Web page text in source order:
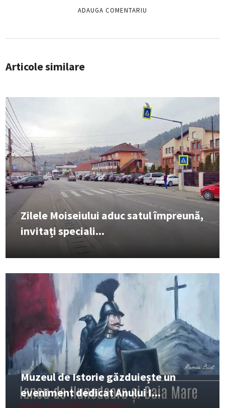
Articole similare
Zilele Moiseiului aduc satul împreună,
invitați speciali...
Muzeul de Istorie găzduiește un
eveniment dedicat Anului I...